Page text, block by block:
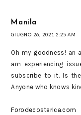
Manila
GIUGNO 26, 2021 2:25 AM
Oh my goodness! an
am experiencing
subscribe to it. Is
Anyone who knows
Forodecostarica.com